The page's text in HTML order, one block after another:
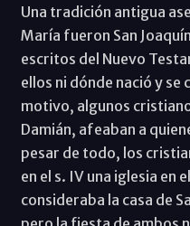
Una tradición antigua
María fueron San
escritos del Nuevo
ellos ni dónde nació y se
motivo, algunos
Damián, afeaban a
pesar de todo, los
en el s. IV una iglesia en
consideraba la casa de